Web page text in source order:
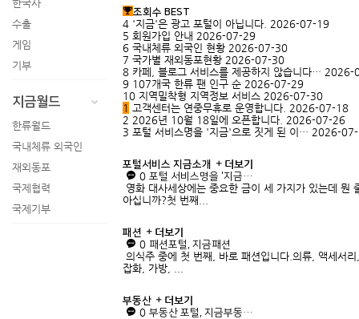
한국사
수출
게임
기부
지금월드
한류월드
국내체류 외국인
재외동포
국제협력
국제기부
조회수 BEST
4 '지금'은 광고 포털이 아닙니다. 2026-07-19
5 회원가입 안내 2026-07-29
6 국내체류 외국인 현황 2026-07-30
7 국가별 재외동포현황 2026-07-30
8 카페, 블로그 서비스를 제공하지 않습니다… 2026-
9 107개국 한류 팬 인구 순 2026-07-29
10 지역밀착형 지역정보 서비스 2026-07-30
1 고객센터는 연중무휴로 운영합니다. 2026-07-18
2 2026년 10월 18일에 오픈합니다. 2026-07-26
3 포털 서비스명을 '지금'으로 짓게 된 이… 2026-
포털서비스 지금소개
더보기
0 포털 서비스명을 '지금…
영화 대사세상에는 중요한 금이 세 가지가 있는데 뭔
아십니까?첫 번째...
패션
더보기
0 패션포털, 지금패션
의식주 중에 첫 번째, 바로 패션입니다.의류, 액세서리,
잡화, 가방, ...
부동산
더보기
0 부동산 포털, 지금부동…